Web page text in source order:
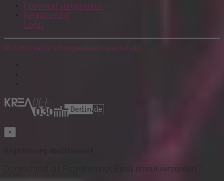
Passwort vergessen ?
Registrierung
Login
© 2026 KreaTIEF030 Impressum Datenschutz
×
die Registrierungs-Email erneut versenden ?